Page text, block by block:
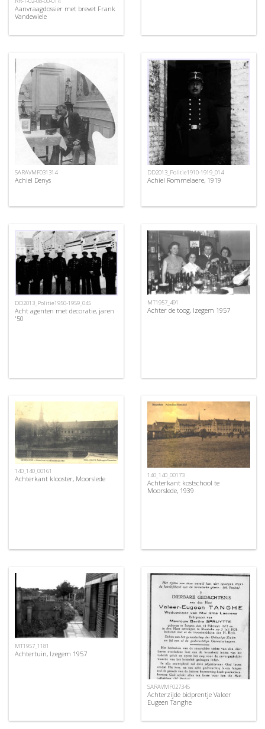
Aanvraagdossier met brevet Frank
Vandewiele
SARAVMF031314
Achiel Denys
DD2013_Politie1910-1919_014
Achiel Rommelaere, 1919
DD2013_Politie1950-1959_045
Acht agenten met decoratie, jaren
'50
MT1957_491
Achter de toog, Izegem 1957
140_140_00161
Achterkant klooster, Moorslede 140_140_00173
Achterkant kostschool te
Moorslede, 1939
MT1957_1181
Achtertuin, Izegem 1957
SARAVMF027345
Achterzijde bidprentje Valeer
Eugeen Tanghe